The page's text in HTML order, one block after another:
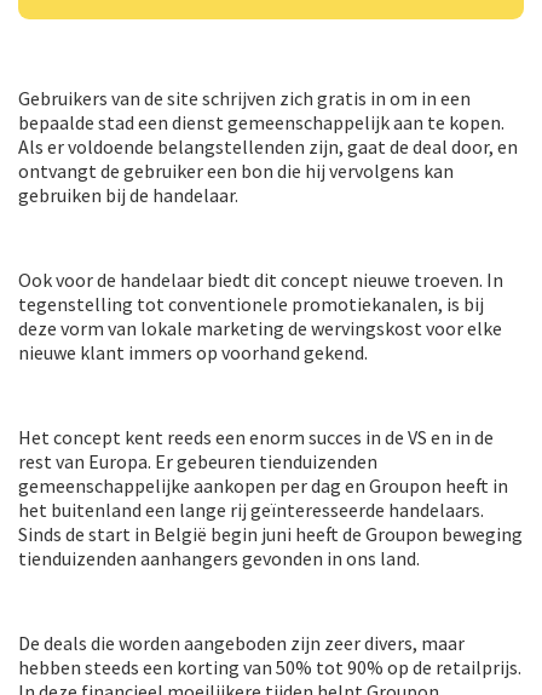
Gebruikers van de site schrijven zich gratis in om in een
bepaalde stad een dienst gemeenschappelijk aan te kopen.
Als er voldoende belangstellenden zijn, gaat de deal door, en
ontvangt de gebruiker een bon die hij vervolgens kan
gebruiken bij de handelaar.
Ook voor de handelaar biedt dit concept nieuwe troeven. In
tegenstelling tot conventionele promotiekanalen, is bij
deze vorm van lokale marketing de wervingskost voor elke
nieuwe klant immers op voorhand gekend.
Het concept kent reeds een enorm succes in de VS en in de
rest van Europa. Er gebeuren tienduizenden
gemeenschappelijke aankopen per dag en Groupon heeft in
het buitenland een lange rij geïnteresseerde handelaars.
Sinds de start in België begin juni heeft de Groupon beweging
tienduizenden aanhangers gevonden in ons land.
De deals die worden aangeboden zijn zeer divers, maar
hebben steeds een korting van 50% tot 90% op de retailprijs.